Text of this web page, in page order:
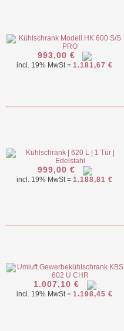
993,00 €
incl. 19% MwSt = 1.181,67 €
999,00 €
incl. 19% MwSt = 1.188,81 €
1.007,10 €
incl. 19% MwSt = 1.198,45 €